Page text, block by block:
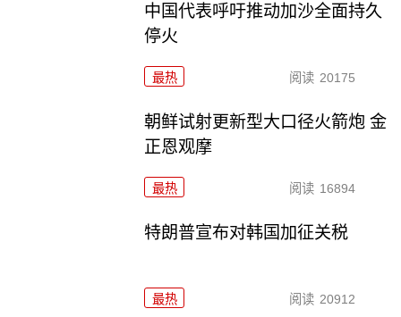
中国代表呼吁推动加沙全面持久
停火
最热 阅读 20175
朝鲜试射更新型大口径火箭炮 金
正恩观摩
最热 阅读 16894
特朗普宣布对韩国加征关税
最热 阅读 20912